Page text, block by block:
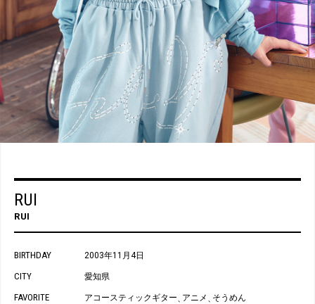
RUI
RUI
BIRTHDAY 2003年11月4日
CITY 愛知県
FAVORITE アコースティックギター 、アニメ 、そうめん